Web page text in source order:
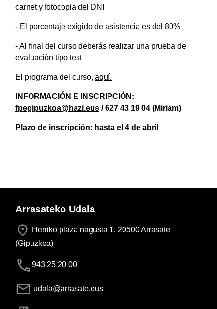
carnet y fotocopia del DNI
- El porcentaje exigido de asistencia es del 80%
- Al final del curso deberás realizar una prueba de
evaluación tipo test
El programa del curso, aquí.
INFORMACIÓN E INSCRIPCIÓN:
fpegipuzkoa@hazi.eus / 627 43 19 04 (Miriam)
Plazo de inscripción: hasta el 4 de abril
Arrasateko Udala
Herriko plaza nagusia 1, 20500 Arrasate
(Gipuzkoa)
943 25 20 00
udala@arrasate.eus